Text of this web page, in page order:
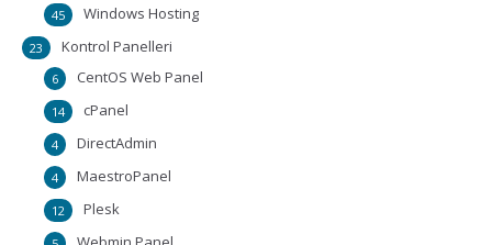
Windows Hosting
45
Kontrol Panelleri
23
CentOS Web Panel
6
cPanel
14
DirectAdmin
4
MaestroPanel
4
Plesk
12